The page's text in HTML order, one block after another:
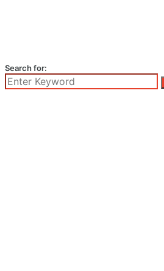
Search for: